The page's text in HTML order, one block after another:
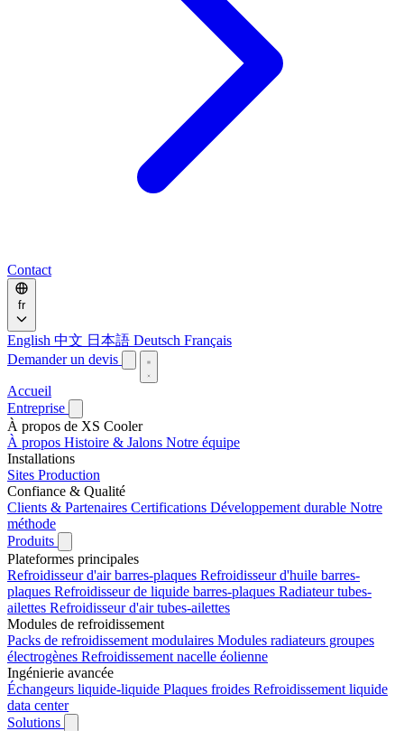
Contact
fr
English 中文 日本語 Deutsch Français
Demander un devis
Accueil
Entreprise
À propos de XS Cooler
À propos Histoire & Jalons Notre équipe
Installations
Sites Production
Confiance & Qualité
Clients & Partenaires Certifications Développement durable Notre
méthode
Produits
Plateformes principales
Refroidisseur d'air barres-plaques Refroidisseur d'huile barres-
plaques Refroidisseur de liquide barres-plaques Radiateur tubes-
ailettes Refroidisseur d'air tubes-ailettes
Modules de refroidissement
Packs de refroidissement modulaires Modules radiateurs groupes
électrogènes Refroidissement nacelle éolienne
Ingénierie avancée
Échangeurs liquide-liquide Plaques froides Refroidissement liquide
data center
Solutions